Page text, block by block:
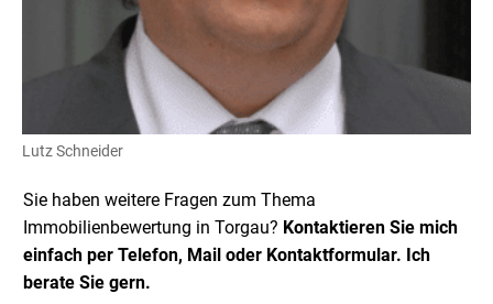
Lutz Schneider
Sie haben weitere Fragen zum Thema
Immobilienbewertung in Torgau? Kontaktieren Sie mich
einfach per Telefon, Mail oder Kontaktformular. Ich
berate Sie gern.